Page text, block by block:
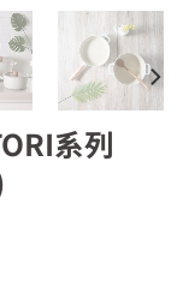
系列